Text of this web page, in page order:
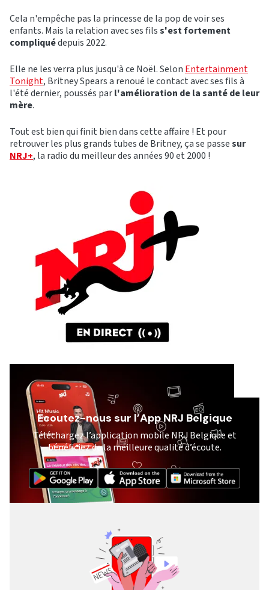
Cela n'empêche pas la princesse de la pop de voir ses
enfants. Mais la relation avec ses filss'est fortement
compliquédepuis 2022.
Elle ne les verra plus jusqu'à ce Noël. Selon Entertainment
Tonight, Britney Spears a renoué le contact avec ses fils à
l'été dernier, poussés parl'amélioration de la santé de leur
mère.
Tout est bien qui finit bien dans cette affaire ! Et pour
retrouver les plus grands tubes de Britney, ça se passesur
NRJ+, la radio du meilleur des années 90 et 2000 !
Ecoutez-nous sur l’App NRJ Belgique
Téléchargez l’application mobile NRJ Belgique et
bénéficiez de la meilleure qualité d’écoute.